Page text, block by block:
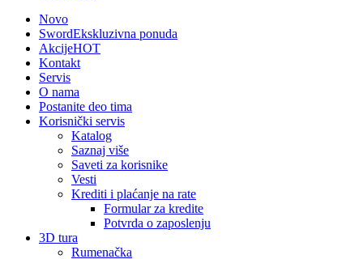
Novo
SwordEkskluzivna ponuda
AkcijeHOT
Kontakt
Servis
O nama
Postanite deo tima
Korisnički servis
Katalog
Saznaj više
Saveti za korisnike
Vesti
Krediti i plaćanje na rate
Formular za kredite
Potvrda o zaposlenju
3D tura
Rumenačka